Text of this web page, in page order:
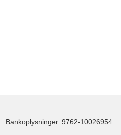
Bankoplysninger: 9762-10026954